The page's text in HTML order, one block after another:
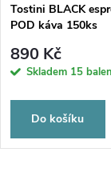
Tostini BLACK
POD káva 150ks
890 Kč
Skladem 15
Do košíku